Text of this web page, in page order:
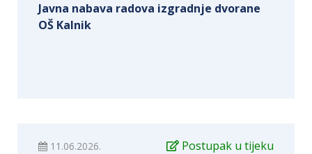
Javna nabava radova izgradnje dvorane
OŠ Kalnik
11.06.2026.
Postupak u tijeku